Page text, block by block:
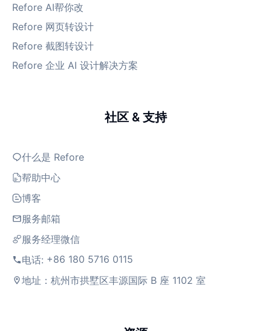
Refore AI帮你改
Refore 网页转设计
Refore 截图转设计
Refore 企业 AI 设计解决方案
社区 & 支持
什么是 Refore
帮助中心
博客
服务邮箱
服务经理微信
电话: +86 180 5716 0115
地址：杭州市拱墅区丰源国际 B 座 1102 室